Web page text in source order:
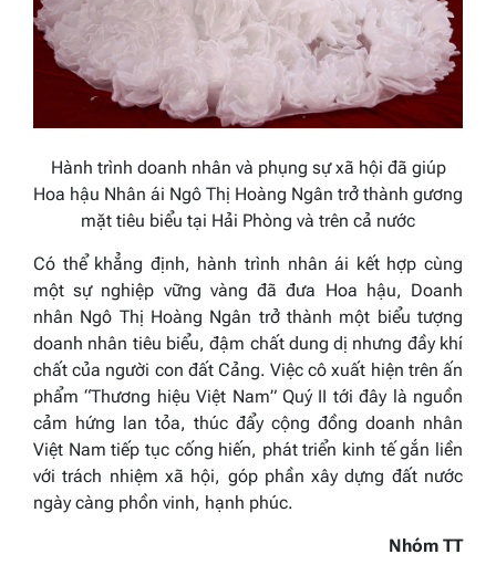
Hành trình doanh nhân và phụng sự xã hội đã giúp
Hoa hậu Nhân ái Ngô Thị Hoàng Ngân trở thành gương
mặt tiêu biểu tại Hải Phòng và trên cả nước
Có thể khẳng định, hành trình nhân ái kết hợp cùng
một sự nghiệp vững vàng đã đưa Hoa hậu, Doanh
nhân Ngô Thị Hoàng Ngân trở thành một biểu tượng
doanh nhân tiêu biểu, đậm chất dung dị nhưng đầy khí
chất của người con đất Cảng. Việc cô xuất hiện trên ấn
phẩm “Thương hiệu Việt Nam” Quý II tới đây là nguồn
cảm hứng lan tỏa, thúc đẩy cộng đồng doanh nhân
Việt Nam tiếp tục cống hiến, phát triển kinh tế gắn liền
với trách nhiệm xã hội, góp phần xây dựng đất nước
ngày càng phồn vinh, hạnh phúc.
Nhóm TT